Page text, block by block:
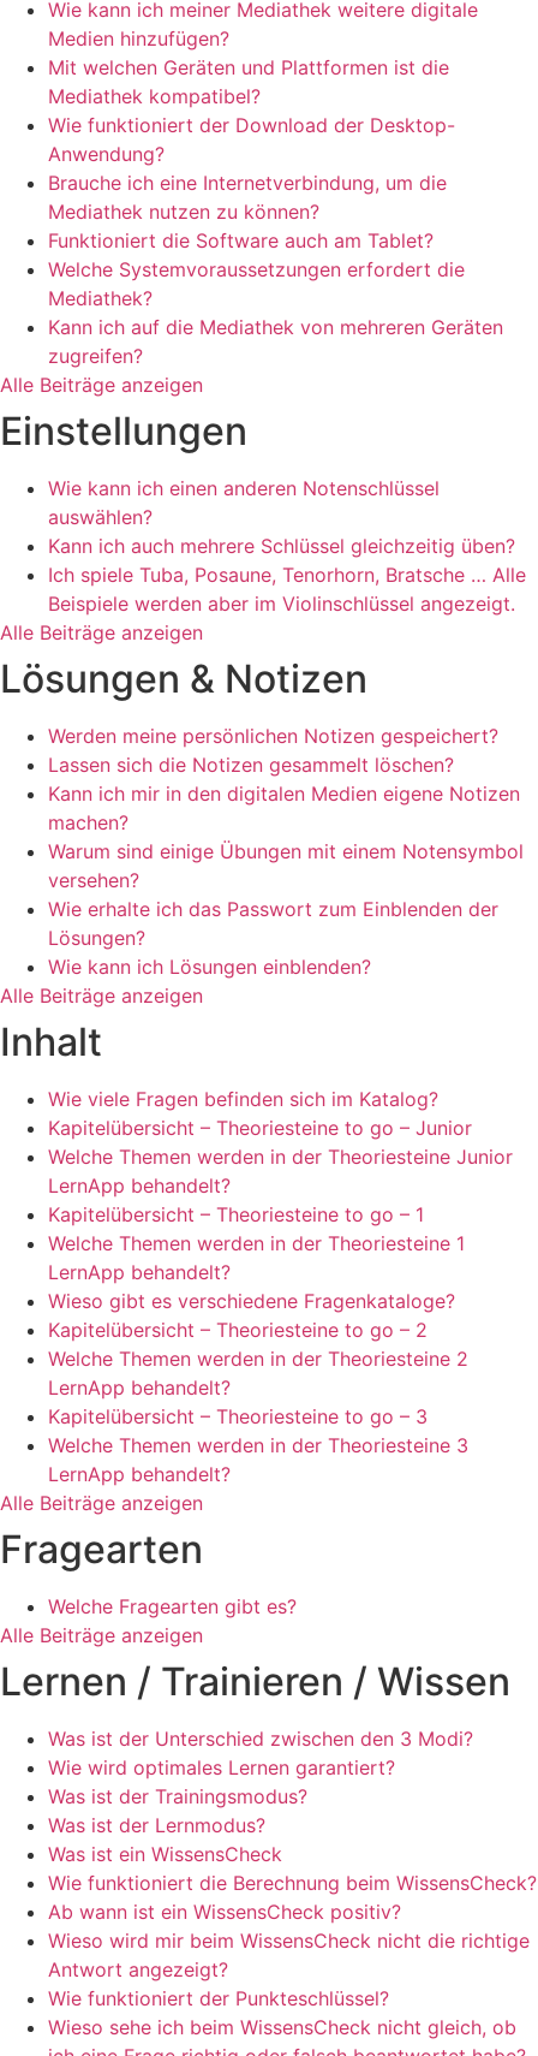
Wie kann ich meiner Mediathek weitere digitale
Medien hinzufügen?
Mit welchen Geräten und Plattformen ist die
Mediathek kompatibel?
Wie funktioniert der Download der Desktop-
Anwendung?
Brauche ich eine Internetverbindung, um die
Mediathek nutzen zu können?
Funktioniert die Software auch am Tablet?
Welche Systemvoraussetzungen erfordert die
Mediathek?
Kann ich auf die Mediathek von mehreren Geräten
zugreifen?
Alle Beiträge anzeigen
Einstellungen
Wie kann ich einen anderen Notenschlüssel
auswählen?
Kann ich auch mehrere Schlüssel gleichzeitig üben?
Ich spiele Tuba, Posaune, Tenorhorn, Bratsche … Alle
Beispiele werden aber im Violinschlüssel angezeigt.
Alle Beiträge anzeigen
Lösungen & Notizen
Werden meine persönlichen Notizen gespeichert?
Lassen sich die Notizen gesammelt löschen?
Kann ich mir in den digitalen Medien eigene Notizen
machen?
Warum sind einige Übungen mit einem Notensymbol
versehen?
Wie erhalte ich das Passwort zum Einblenden der
Lösungen?
Wie kann ich Lösungen einblenden?
Alle Beiträge anzeigen
Inhalt
Wie viele Fragen befinden sich im Katalog?
Kapitelübersicht – Theoriesteine to go – Junior
Welche Themen werden in der Theoriesteine Junior
LernApp behandelt?
Kapitelübersicht – Theoriesteine to go – 1
Welche Themen werden in der Theoriesteine 1
LernApp behandelt?
Wieso gibt es verschiedene Fragenkataloge?
Kapitelübersicht – Theoriesteine to go – 2
Welche Themen werden in der Theoriesteine 2
LernApp behandelt?
Kapitelübersicht – Theoriesteine to go – 3
Welche Themen werden in der Theoriesteine 3
LernApp behandelt?
Alle Beiträge anzeigen
Fragearten
Welche Fragearten gibt es?
Alle Beiträge anzeigen
Lernen / Trainieren / Wissen
Was ist der Unterschied zwischen den 3 Modi?
Wie wird optimales Lernen garantiert?
Was ist der Trainingsmodus?
Was ist der Lernmodus?
Was ist ein WissensCheck
Wie funktioniert die Berechnung beim WissensCheck?
Ab wann ist ein WissensCheck positiv?
Wieso wird mir beim WissensCheck nicht die richtige
Antwort angezeigt?
Wie funktioniert der Punkteschlüssel?
Wieso sehe ich beim WissensCheck nicht gleich, ob